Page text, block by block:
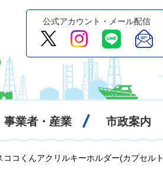
公式アカウント・メール配信
事業者・産業 市政案内
ココくんアクリルキーホルダー(カプセルト